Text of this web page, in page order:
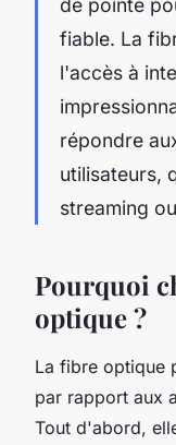
de pointe
fiable. La
l'accès à
répondre
utilisateurs,
streaming
Pourquoi
optique ?
La fibre optique
par rapport aux
Tout d'abord,